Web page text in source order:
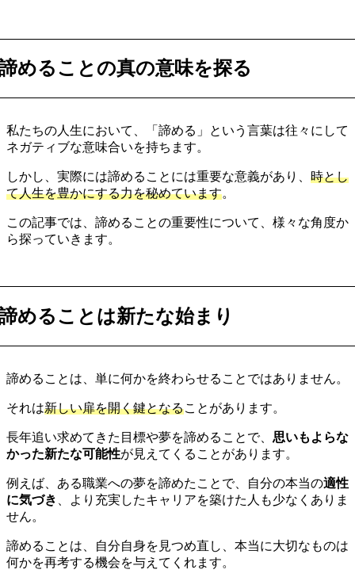
めることの真の意味を探る
私たちの人生において、「諦める」という言葉は往々にして
ネガティブな意味合いを持ちます。
しかし、実際には諦めることには重要な意義があり、 時とし
て人生を豊かにする力を秘めています。
この記事では、諦めることの重要性について、様々な角度か
ら探っていきます。
めることは新たな始まり
諦めることは、単に何かを終わらせることではありません。
それは新しい扉を開く鍵となることがあります。
長年追い求めてきた目標や夢を諦めることで、 思いもよらな
かった新たな可能性が見えてくることがあります。
例えば、ある職業への夢を諦めたことで、自分の本当の適性
に気づき
、より充実したキャリアを築けた人も少なくありま
せん。
諦めることは、自分自身を見つめ直し、本当に大切なものは
何かを再考する機会を与えてくれます。